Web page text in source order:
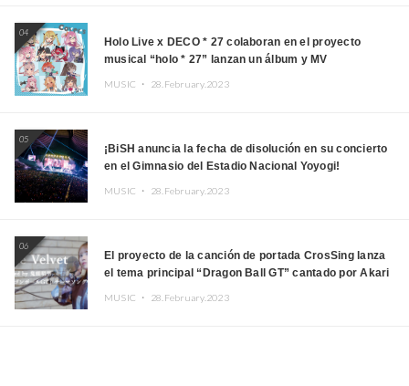
04
Holo Live x DECO * 27 colaboran en el proyecto
musical “holo * 27” lanzan un álbum y MV
MUSIC ・ 28.February.2023
05
¡BiSH anuncia la fecha de disolución en su concierto
en el Gimnasio del Estadio Nacional Yoyogi!
MUSIC ・ 28.February.2023
06
El proyecto de la canción de portada CrosSing lanza
el tema principal “Dragon Ball GT” cantado por Akari
MUSIC ・ 28.February.2023